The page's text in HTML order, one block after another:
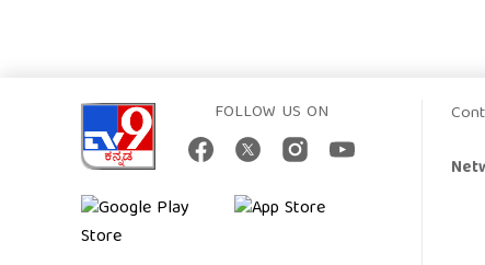
FOLLOW US ON